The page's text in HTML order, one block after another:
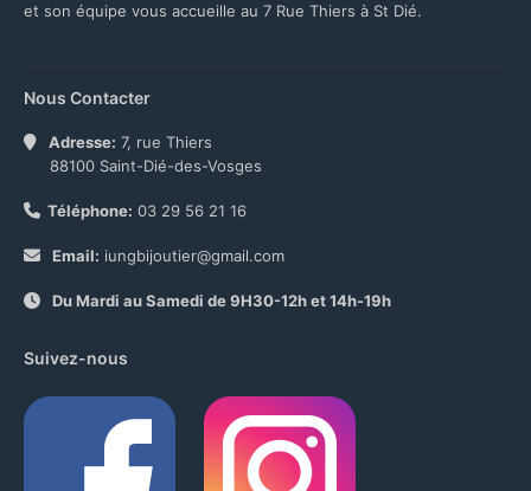
et son équipe vous accueille au 7 Rue Thiers à St Dié.
Nous Contacter
Adresse: 7, rue Thiers
88100 Saint-Dié-des-Vosges
Téléphone: 03 29 56 21 16
Email: iungbijoutier@gmail.com
Du Mardi au Samedi de 9H30-12h et 14h-19h
Suivez-nous